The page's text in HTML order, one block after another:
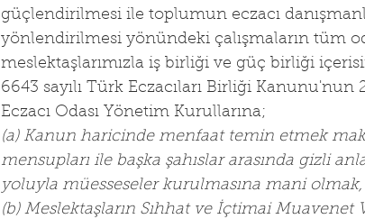
güçlendirilmesi ile toplumun eczacı
yönlendirilmesi yönündeki çalışmaların tüm
meslektaşlarımızla iş birliği ve güç birliği
6643 sayılı Türk Eczacıları Birliği Kanunu'nun
Eczacı Odası Yönetim Kurullarına;
(a) Kanun haricinde menfaat temin etmek
mensupları ile başka şahıslar arasında gizli
yoluyla müesseseler kurulmasına mani olmak,
(b) Meslektaşların Sıhhat ve İçtimai